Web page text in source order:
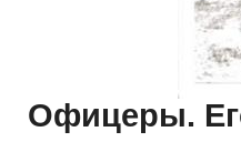
Офицеры.